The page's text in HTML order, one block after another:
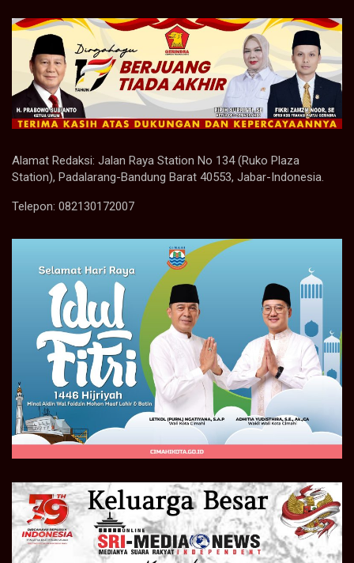
Alamat Redaksi: Jalan Raya Station No 134 (Ruko Plaza
Station), Padalarang-Bandung Barat 40553, Jabar-Indonesia.
Telepon: 082130172007